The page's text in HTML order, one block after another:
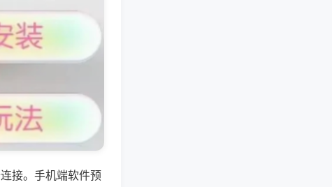
接。手机端软件预